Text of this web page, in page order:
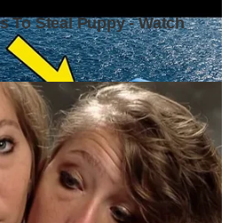
setiap tulisan punya nyawa.
cerita yang mengalir, memastikan
tempat yang tepat untuk kenyamanan